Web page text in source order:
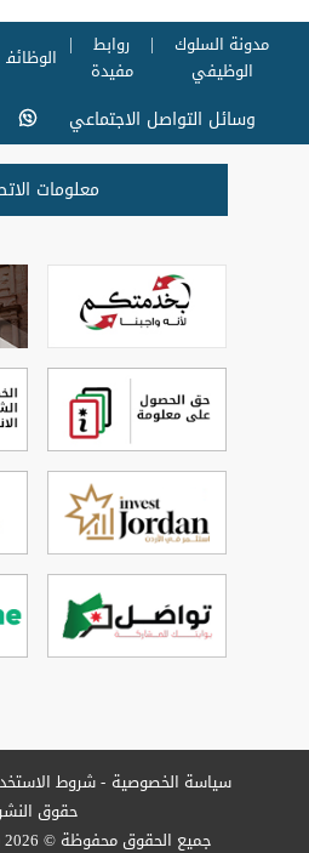
مدونة السلوك
الوظيفي
روابط
مفيدة
الوظائف
وسائل التواصل الاجتماعي
معلومات
سياسة الخصوصية شروط
حقوق النشر
جميع الحقوق محفوظة © 2026 وزارة السياحة والاثار